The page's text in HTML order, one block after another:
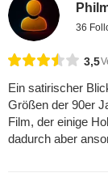
36
3,5
Ein satirischer
Größen der 90er
Film, der einige
dadurch aber